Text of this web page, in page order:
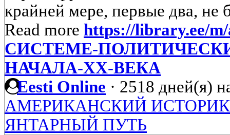
крайней мере, первые два, не
Read more https://library.ee/
СИСТЕМЕ-
НАЧАЛА-XX-ВЕКА
Eesti Online · 2518 дней(я)
АМЕРИКАНСКИЙ
ЯНТАРНЫЙ ПУТЬ